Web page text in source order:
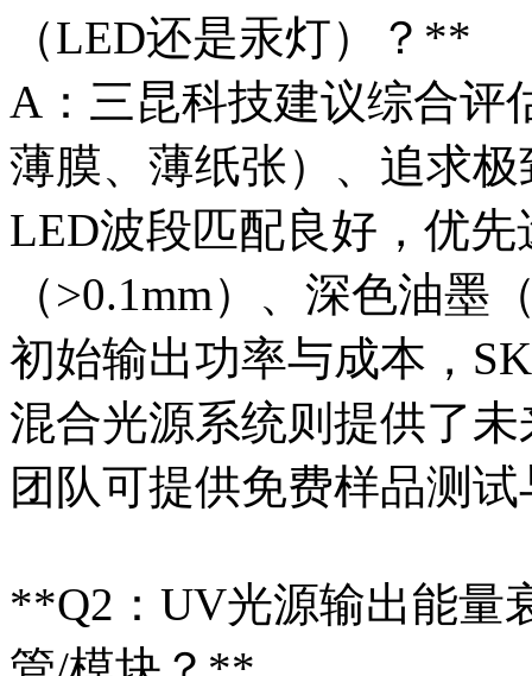
（LED还是汞灯）？**
A：三昆科技建议综合评
薄膜、薄纸张）、追求
LED波段匹配良好，优
（>0.1mm）、深色油
初始输出功率与成本，
混合光源系统则提供了
团队可提供免费样品测
**Q2：UV光源输出能量